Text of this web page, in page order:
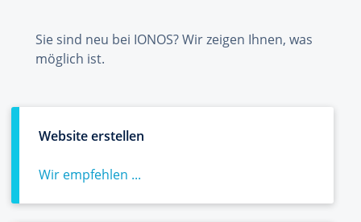
Sie sind neu bei IONOS? Wir zeigen Ihnen, was
möglich ist.
Website erstellen
Wir empfehlen ...